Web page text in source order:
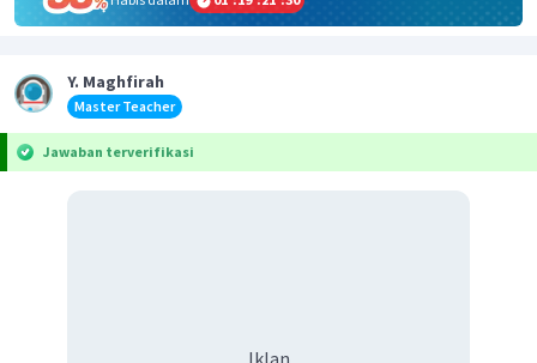
Y. Maghfirah
Master Teacher
Jawaban terverifikasi
Iklan